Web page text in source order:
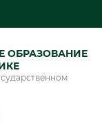
ОБРАЗОВАНИЕ